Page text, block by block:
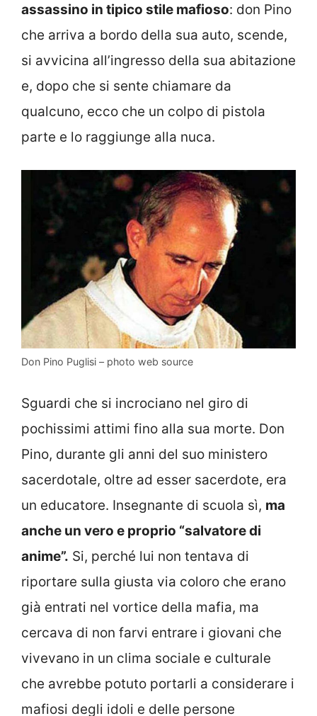
assassino in tipico stile mafioso: don Pino
che arriva a bordo della sua auto, scende,
si avvicina all’ingresso della sua abitazione
e, dopo che si sente chiamare da
qualcuno, ecco che un colpo di pistola
parte e lo raggiunge alla nuca.
Don Pino Puglisi – photo web source
Sguardi che si incrociano nel giro di
pochissimi attimi fino alla sua morte. Don
Pino, durante gli anni del suo ministero
sacerdotale, oltre ad esser sacerdote, era
un educatore. Insegnante di scuola sì, ma
anche un vero e proprio “salvatore di
anime”. Si, perché lui non tentava di
riportare sulla giusta via coloro che erano
già entrati nel vortice della mafia, ma
cercava di non farvi entrare i giovani che
vivevano in un clima sociale e culturale
che avrebbe potuto portarli a considerare i
mafiosi degli idoli e delle persone